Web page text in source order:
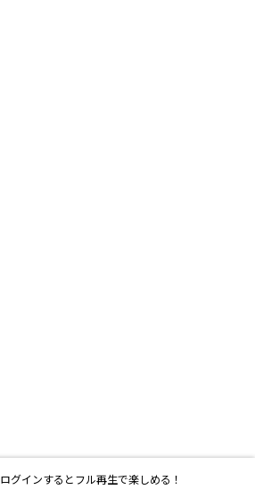
ログインするとフル再生で楽しめる！